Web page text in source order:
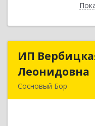
ИП
Леонидовна
Сосновый Бор